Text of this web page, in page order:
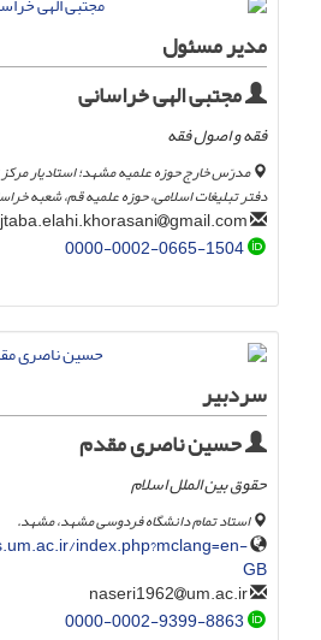
مدیر مسئول
مجتبی الهی خراسانی
فقه و اصول فقه
مدرّس خارج حوزه علمیه مشهد؛ استادیار
دفتر تبلیغات اسلامی، حوزه علمیه قم، شعبه
gmail.com
0000-0002-0665-1504
سردبیر
حسین ناصری مقدم
حقوق بین الملل اسلام
استاد تمام دانشگاه فردوسی مشهد، مشهد.
index.php?mclang=en-
GB
um.ac.ir
0000-0002-9399-8863